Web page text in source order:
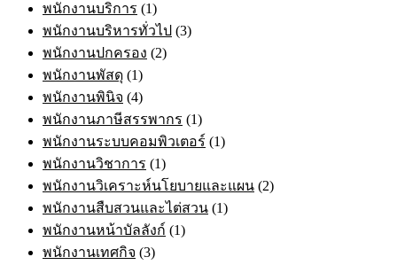
พนักงานบริการ (1)
พนักงานบริหารทั่วไป (3)
พนักงานปกครอง (2)
พนักงานพัสดุ (1)
พนักงานพินิจ (4)
พนักงานภาษีสรรพากร (1)
พนักงานระบบคอมพิวเตอร์ (1)
พนักงานวิชาการ (1)
พนักงานวิเคราะห์นโยบายและแผน (2)
พนักงานสืบสวนและไต่สวน (1)
พนักงานหน้าบัลลังก์ (1)
พนักงานเทศกิจ (3)